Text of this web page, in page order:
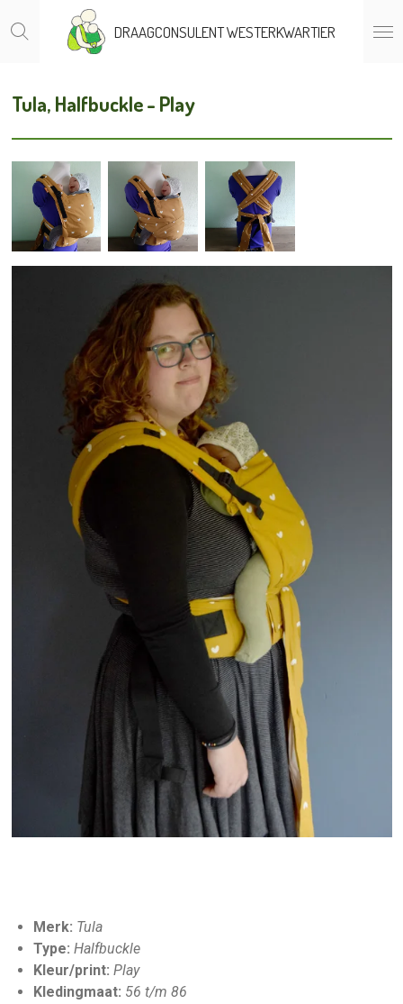
direct
hoofdinhoud
DRAAGCONSULENT WESTERKWARTIER
Tula, Halfbuckle - Play
Merk: Tula
Type: Halfbuckle
Kleur/print: Play
Kledingmaat: 56 t/m 86